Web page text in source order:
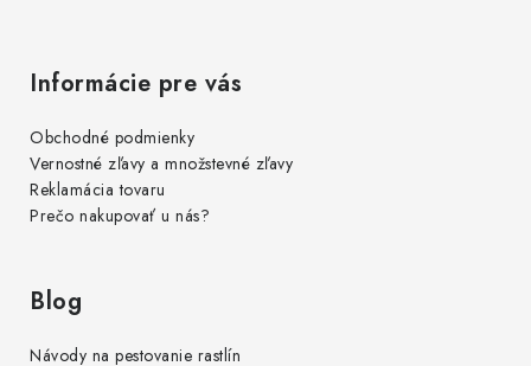
Informácie pre vás
Obchodné podmienky
Vernostné zľavy a množstevné zľavy
Reklamácia tovaru
Prečo nakupovať u nás?
Blog
Návody na pestovanie rastlín